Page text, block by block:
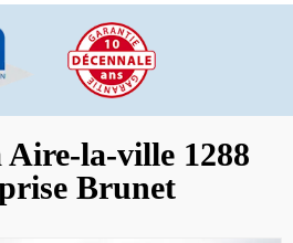
la-ville 1288
Brunet